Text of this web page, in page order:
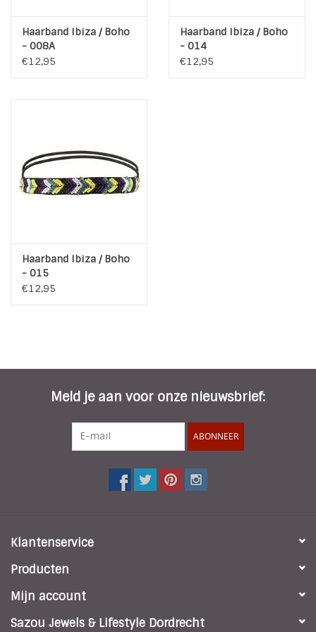
Haarband Ibiza / Boho
- 008A
€12,95
Haarband Ibiza / Boho
- 014
€12,95
Haarband Ibiza / Boho
- 015
€12,95
Meld je aan voor onze nieuwsbrief:
ABONNEER
Klantenservice
Producten
Mijn account
Sazou Jewels & Lifestyle Dordrecht